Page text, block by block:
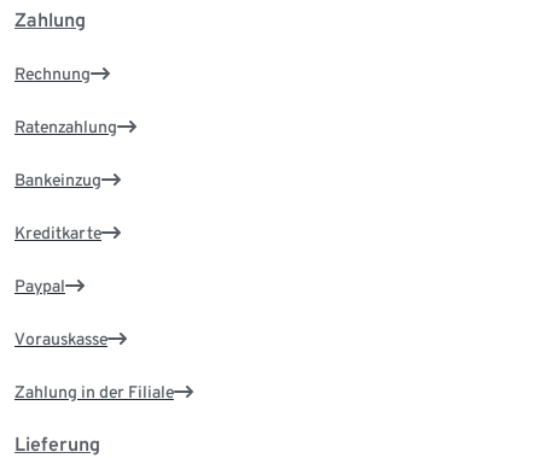
Zahlung
Rechnung
Ratenzahlung
Bankeinzug
Kreditkarte
Paypal
Vorauskasse
Zahlung in der Filiale
Lieferung